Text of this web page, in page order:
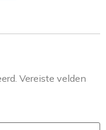
Vereiste velden